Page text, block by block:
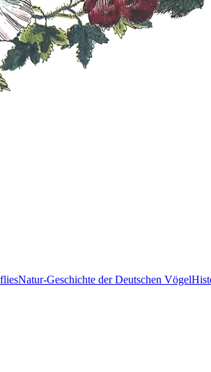
Natur-Geschichte der Deutschen Vögel